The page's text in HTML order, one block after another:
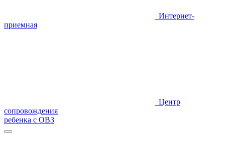
Интернет-
приемная
Центр
сопровождения
ребенка с ОВЗ